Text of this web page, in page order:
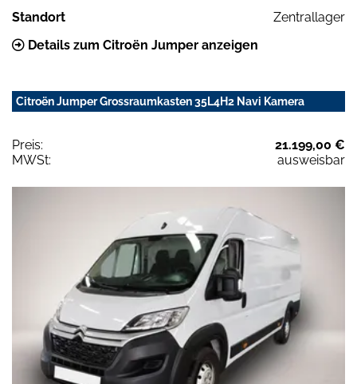
Standort
Zentrallager
Details zum Citroën Jumper anzeigen
Citroën Jumper Grossraumkasten 35L4H2 Navi Kamera
Preis:
21.199,00 €
MWSt:
ausweisbar